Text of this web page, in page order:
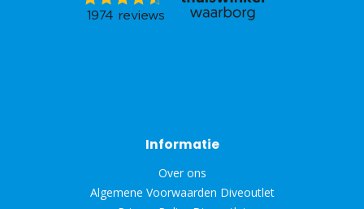
Informatie
Over ons
Algemene Voorwaarden Diveoutlet